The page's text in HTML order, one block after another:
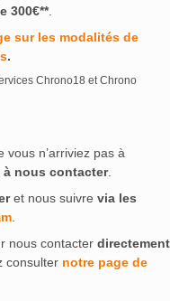
300€**.
sur les modalités de
.
Chrono18 et Chrono
n’arriviez pas à
à nous contacter.
et nous suivre via les
nous contacter directement
consulter notre page de